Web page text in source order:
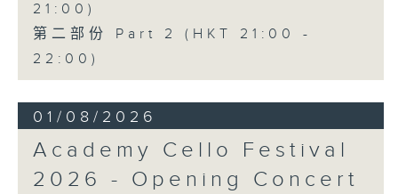
21:00)
第二部份 Part 2 (HKT 21:00 -
22:00)
01/08/2026
Academy Cello Festival
2026 - Opening Concert